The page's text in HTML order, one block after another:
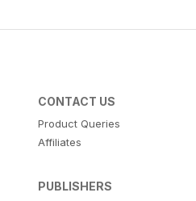
CONTACT US
Product Queries
Affiliates
PUBLISHERS